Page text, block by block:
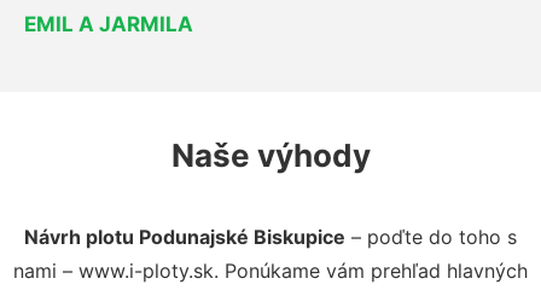
EMIL A JARMILA
Naše výhody
Návrh plotu Podunajské Biskupice – poďte do toho s
nami – www.i-ploty.sk. Ponúkame vám prehľad hlavných